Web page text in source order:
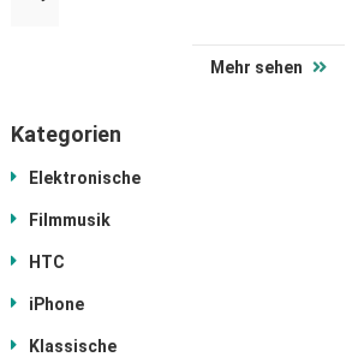
Mehr sehen
Kategorien
Elektronische
Filmmusik
HTC
iPhone
Klassische